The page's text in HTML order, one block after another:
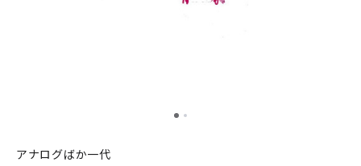
アナログばか一代